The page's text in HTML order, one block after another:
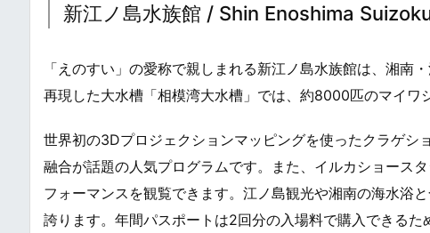
新江ノ島水族館 / Shin Enoshima
「えのすい」の愛称で親しまれる新江ノ島水族館は、湘南
再現した大水槽「相模湾大水槽」では、約8000匹のマイワ
世界初の3Dプロジェクションマッピングを使ったクラゲ
融合が話題の人気プログラムです。また、イルカショース
フォーマンスを観覧できます。江ノ島観光や湘南の海水浴
誇ります。年間パスポートは2回分の入場料で購入できるた